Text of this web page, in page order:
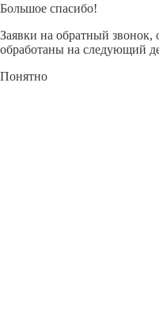
Большое спасибо!
Заявки на обратный звонок,
обработаны на следующий
Понятно